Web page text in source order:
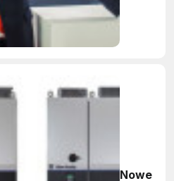
Nowe